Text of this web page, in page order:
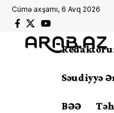
Cümə axşamı, 6 Avq 2026
Səudiyyə
BƏƏ